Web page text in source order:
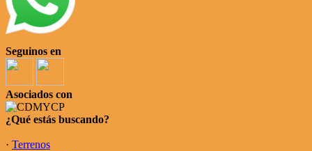
Seguinos en
Asociados con
¿Qué estás buscando?
· Terrenos